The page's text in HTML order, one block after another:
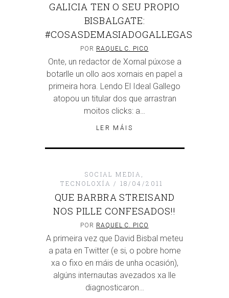
GALICIA TEN O SEU PROPIO
BISBALGATE:
#COSASDEMASIADOGALLEGAS
POR RAQUEL C. PICO
Onte, un redactor de Xornal púxose a
botarlle un ollo aos xornais en papel a
primeira hora. Lendo El Ideal Gallego
atopou un titular dos que arrastran
moitos clicks: a…
LER MÁIS
SOCIAL MEDIA
TECNOLOXÍA
18/04/2011
QUE BARBRA STREISAND
NOS PILLE CONFESADOS!!
POR RAQUEL C. PICO
A primeira vez que David Bisbal meteu
a pata en Twitter (e si, o pobre home
xa o fixo en máis de unha ocasión),
algúns internautas avezados xa lle
diagnosticaron…